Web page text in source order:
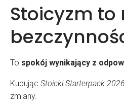
Stoicyzm to
To spokój wynikający z
Kupując Stoicki Starterpack 2026
zmiany.